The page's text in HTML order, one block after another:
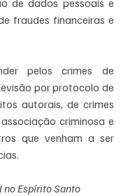
de dados pessoais e
fraudes financeiras e
pelos crimes de
por protocolo de
autorais, de crimes
criminosa e
que venham a ser
no Espírito Santo